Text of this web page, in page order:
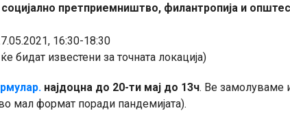
претприемништво, филантропија и
16:30-18:30
бидат известени за точната локација)
најдоцна до 20-ти мај до 13ч. Ве замолуваме
мал формат поради пандемијата).